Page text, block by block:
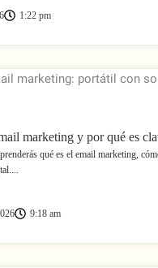
1:22 pm
marketing y por qué es
qué es el email marketing,
9:18 am